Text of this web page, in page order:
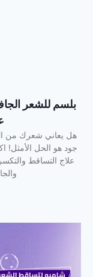
هل يعاني شعرك من
جود هو الحل الأمثل!
علاج التساقط